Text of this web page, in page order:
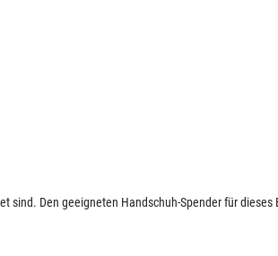
Den geeigneten Handschuh-Spender für dieses